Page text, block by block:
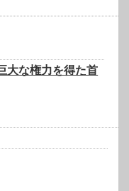
大な権力を得た首